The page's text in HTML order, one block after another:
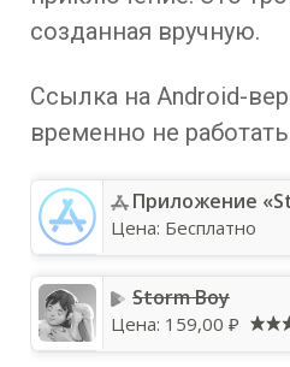
созданная вручную.
Ссылка на Android-
временно не
Цена: Бесплатно
Storm Boy
Цена: 159,00 ₽